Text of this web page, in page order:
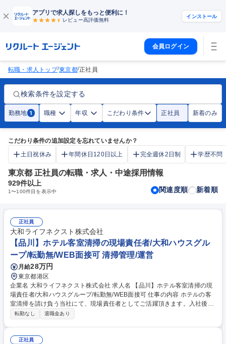
アプリで求人探しをもっと便利に！
レビュー高評価無料
インストール
会員ログイン
転職・求人トップ/東京都/正社員
検索条件を設定する
勤務地 1 職種 年収 こだわり条件 正社員 新着のみ
こだわり条件の追加設定を忘れていませんか？
土日祝休み
年間休日120日以上 完全週休2日制 学歴不問
東京都 正社員の転職・求人・中途採用情報
929件以上
1〜100件目を表示中 関連度順 新着順
正社員
大和ライフネクスト株式会社
【品川】ホテル客室清掃の現場責任者/大和ハウスグル
ープ/転勤無/WEB面接可 清掃管理/運営
月給28万円
東京都港区
企業名 大和ライフネクスト株式会社 求人名 【品川】ホテル客室清掃の現
場責任者/大和ハウスグループ/転勤無/WEB面接可 仕事の内容 ホテルの客
室清掃を請け負う当社にて、現場責任者としてご活躍頂きます。入社後は
先輩もしくはホテル担当者とイチから業務を学び、4ヵ月～半年程度かけ
ントロール＆人員配置 ■ホテルへの完了報告 ■収支確認 ■スタッフの育成
転勤なし 退職金あり
正社員